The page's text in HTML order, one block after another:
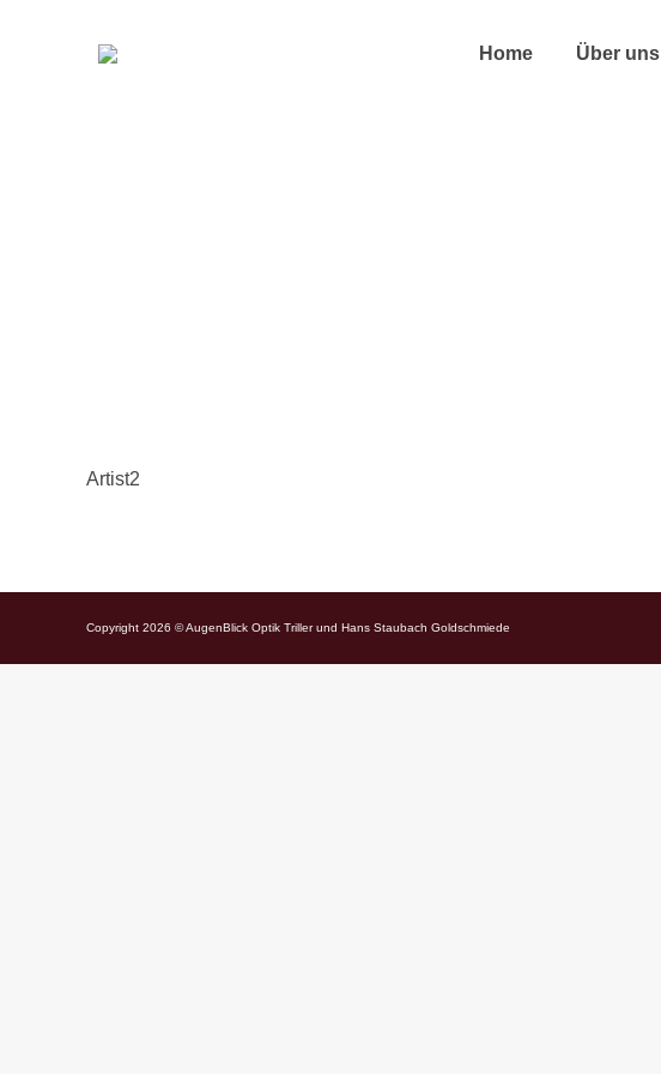
Home Über uns
Artist2
Copyright 2026 © AugenBlick Optik Triller und Hans Staubach Goldschmiede